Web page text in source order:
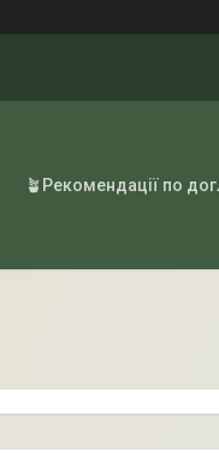
🪴Рекомендації по